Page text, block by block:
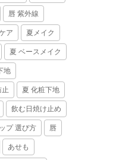
唇 紫外線
ア 夏メイク
夏 ベースメイク
地
止 夏 化粧下地
飲む日焼け止め
プ 選び方 唇
あせも